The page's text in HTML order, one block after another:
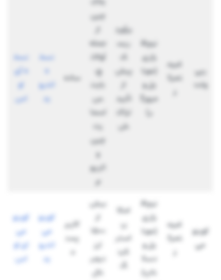
ربی
ولت
غیرم
تمرک
نرم‌اف
زاری
(موبا
یل و
مرورگ
ر)
برآورد
ریس
ک
پیش
از
تأیید
تراکن
ش
چین
از
جمله
آوالان
چ،
باینن
س
اسما
رت
چین
و
اتریو
م
ساده
نسخ
ه
اندرو
ید
نسخ
ه آی
او
اس
کوینو
می
غیرم
تمرک
نرم‌اف
زاری
(موبا
یل و
دسک
تاپ)
امکا
ن
استی
کین
گ
بیش
از
۱۵۰۰
ارز
دیجی
تال
کاربر
پسن
د
کوینو
می
اندرو
ید
کوینو
می
ای او
اس